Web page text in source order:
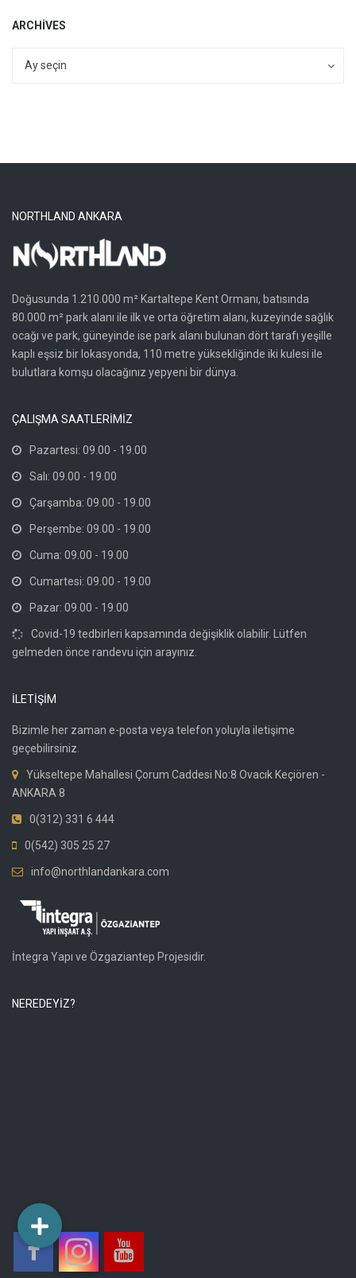
ARCHIVES
Ay seçin
NORTHLAND ANKARA
Doğusunda 1.210.000 m² Kartaltepe Kent Ormanı, batısında
80.000 m² park alanı ile ilk ve orta öğretim alanı, kuzeyinde sağlık
ocağı ve park, güneyinde ise park alanı bulunan dört tarafı yeşille
kaplı eşsiz bir lokasyonda, 110 metre yüksekliğinde iki kulesi ile
bulutlara komşu olacağınız yepyeni bir dünya.
ÇALIŞMA SAATLERİMİZ
Pazartesi: 09.00 - 19.00
Salı: 09.00 - 19.00
Çarşamba: 09.00 - 19.00
Perşembe: 09.00 - 19.00
Cuma: 09.00 - 19.00
Cumartesi: 09.00 - 19.00
Pazar: 09.00 - 19.00
Covid-19 tedbirleri kapsamında değişiklik olabilir. Lütfen
gelmeden önce randevu için arayınız.
İLETİŞİM
Bizimle her zaman e-posta veya telefon yoluyla iletişime
geçebilirsiniz.
Yükseltepe Mahallesi Çorum Caddesi No:8 Ovacık Keçiören -
ANKARA 8
0(312) 331 6 444
0(542) 305 25 27
info@northlandankara.com
İntegra Yapı ve Özgaziantep Projesidir.
NEREDEYİZ?